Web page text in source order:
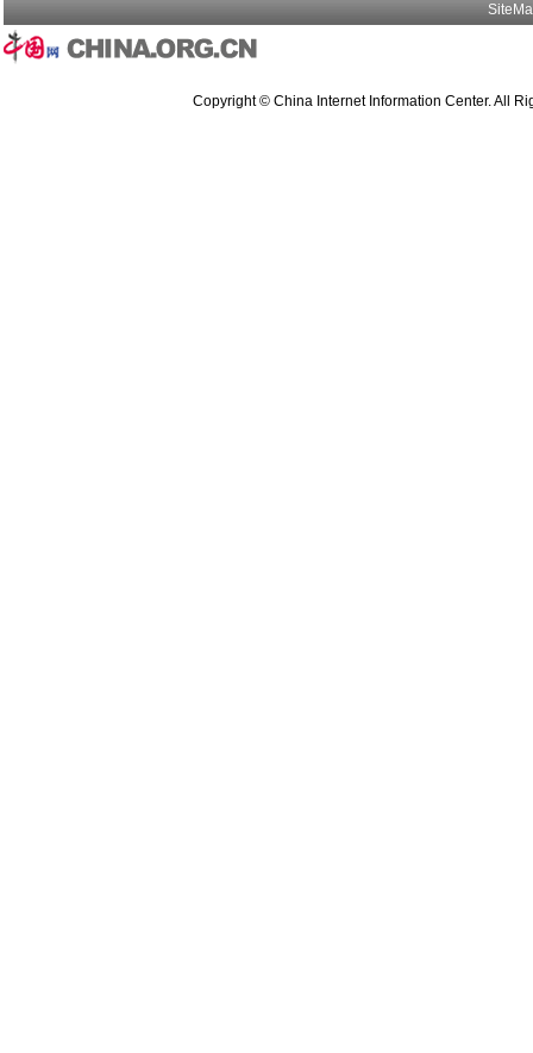
Copyright © China Internet Information Center. All